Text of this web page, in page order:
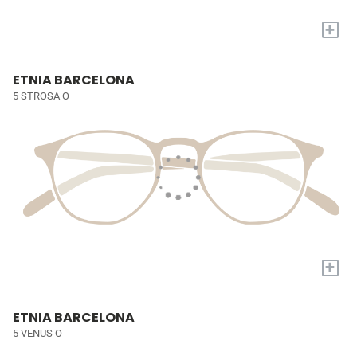
+
ETNIA BARCELONA
5 STROSA O
+
ETNIA BARCELONA
5 VENUS O